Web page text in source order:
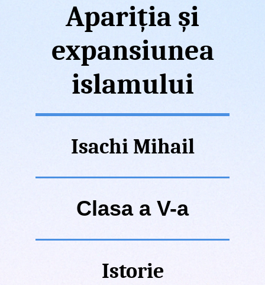
Apariția și
expansiunea
islamului
Isachi Mihail
Clasa a V-a
Istorie